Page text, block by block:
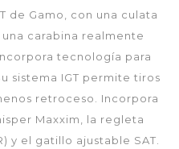
de Gamo, con una culata
carabina realmente
tecnología para
sistema IGT permite tiros
retroceso. Incorpora
Maxxim, la regleta
y el gatillo ajustable SAT.